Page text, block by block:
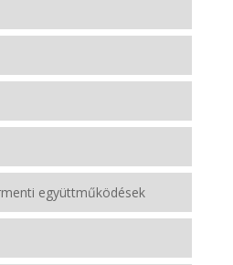
együttműködések